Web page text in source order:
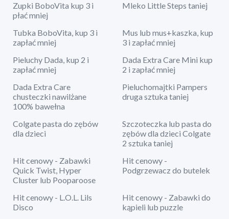
Zupki BoboVita kup 3 i
płać mniej
Mleko Little Steps taniej
Tubka BoboVita, kup 3 i
zapłać mniej
Mus lub mus+kaszka, kup
3 i zapłać mniej
Pieluchy Dada, kup 2 i
zapłać mniej
Dada Extra Care Mini kup
2 i zapłać mniej
Dada Extra Care
chusteczki nawilżane
100% bawełna
Pieluchomajtki Pampers
druga sztuka taniej
Colgate pasta do zębów
dla dzieci
Szczoteczka lub pasta do
zębów dla dzieci Colgate
2 sztuka taniej
Hit cenowy - Zabawki
Quick Twist, Hyper
Cluster lub Pooparoose
Hit cenowy -
Podgrzewacz do butelek
Hit cenowy - L.O.L. Lils
Disco
Hit cenowy - Zabawki do
kąpieli lub puzzle